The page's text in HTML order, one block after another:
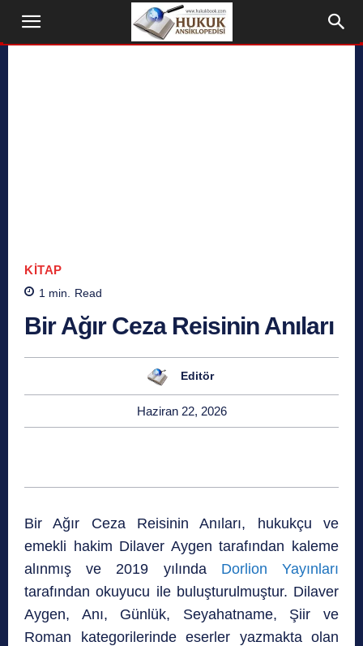
KITAP
1 min. Read
Bir Ağır Ceza Reisinin Anıları
Editör
Haziran 22, 2026
Bir Ağır Ceza Reisinin Anıları, hukukçu ve
emekli hakim Dilaver Aygen tarafından kaleme
alınmış ve 2019 yılında Dorlion Yayınları
tarafından okuyucu ile buluşturulmuştur. Dilaver
Aygen, Anı, Günlük, Seyahatname, Şiir ve
Roman kategorilerinde eserler yazmakta olan